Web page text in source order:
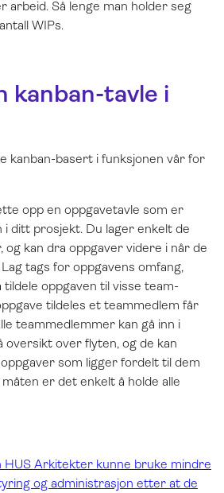
arbeid. Så lenge man holder seg
WIPs.
kanban-tavle i
kanban-basert i funksjonen vår for
opp en oppgavetavle som er
ditt prosjekt. Du lager enkelt de
og kan dra oppgaver videre i når de
tags for oppgavens omfang,
tildele oppgaven til visse team-
tildeles et teammedlem får
teammedlemmer kan gå inn i
oversikt over flyten, og de kan
som ligger fordelt til dem
er det enkelt å holde alle
HUS Arkitekter kunne bruke mindre
og administrasjon etter at de